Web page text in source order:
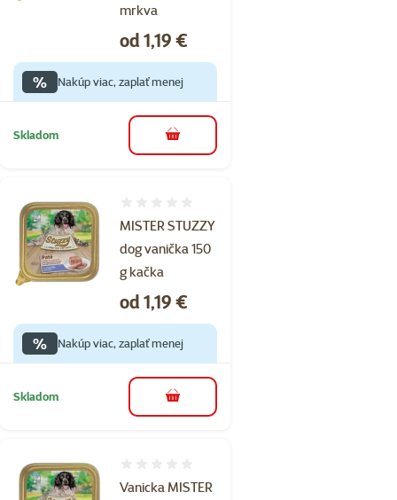
mrkva
Cena
od 1,19 €
% Nakúp viac, zaplať menej
Skladom do košíka
MISTER STUZZY
dog vanička 150
g kačka
Cena
od 1,19 €
% Nakúp viac, zaplať menej
Skladom do košíka
Vanicka MISTER